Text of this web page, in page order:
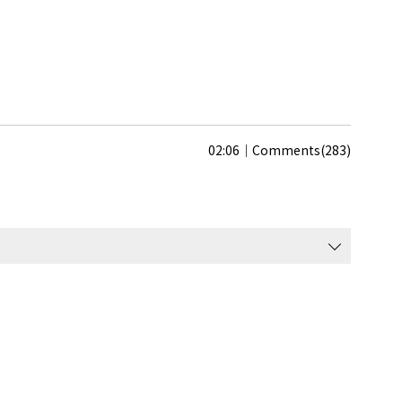
02:06 Comments(283)